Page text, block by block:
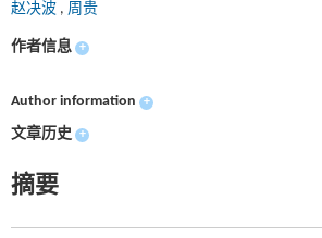
赵决波 , 周贵
作者信息 +
Author information +
文章历史 +
摘要